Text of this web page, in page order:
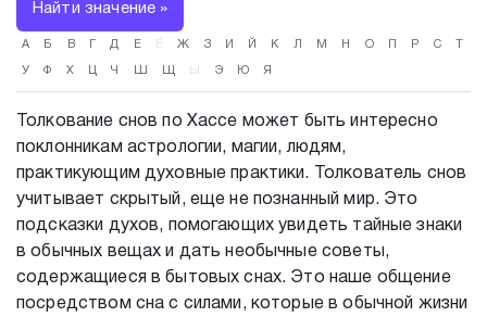
Найти значение »
А Б В Д Е Ё Ж З И Й К Л М Н О Р С
У Ф Х Ц Ч Ш Щ Ы Э Ю Я
Толкование снов по Хассе может быть интересно
поклонникам астрологии, магии, людям,
практикующим духовные практики. Толкователь снов
учитывает скрытый, еще не познанный мир. Это
подсказки духов, помогающих увидеть тайные знаки
в обычных вещах и дать необычные советы,
содержащиеся в бытовых снах. Это наше общение
посредством сна с силами, которые в обычной жизни